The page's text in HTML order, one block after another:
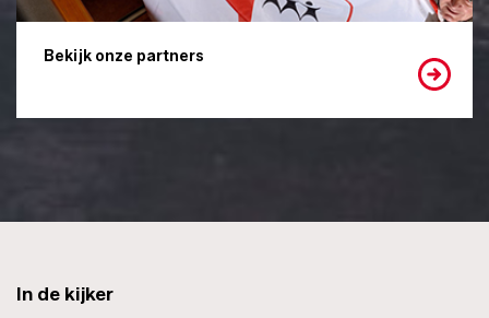
Bekijk onze partners
In de kijker